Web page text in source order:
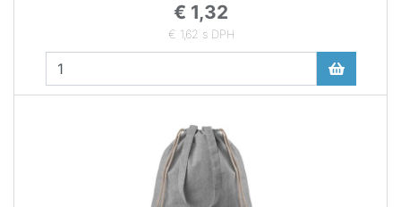
€ 1,32
€ 1,62 s DPH